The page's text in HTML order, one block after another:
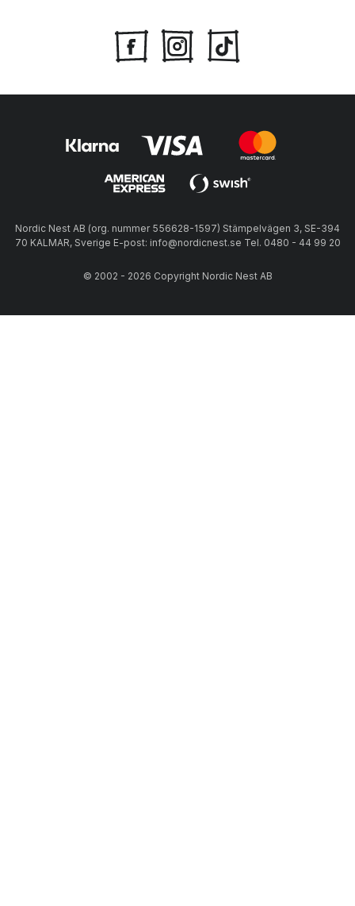
Nordic Nest AB (org. nummer 556628-1597) Stämpelvägen 3, SE-394
70 KALMAR, Sverige E-post: info@nordicnest.se Tel. 0480 - 44 99 20
© 2002 - 2026 Copyright Nordic Nest AB